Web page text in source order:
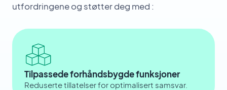
utfordringene og støtter deg med :
Tilpassede forhåndsbygde funksjoner
Reduserte tillatelser for optimalisert samsvar.